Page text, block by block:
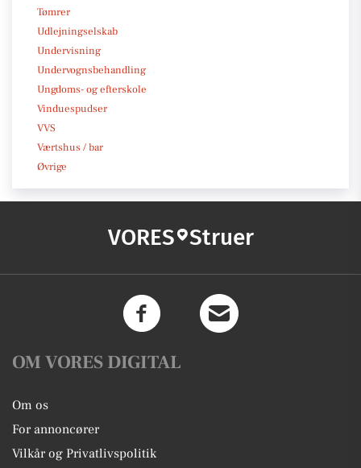
Tømrer
Udlejningselskab
Undervisning
Undervognsbehandling
Ungdoms- og efterskole
Vinduespudser
VVS
Værtshus / bar
Øvrige
VORES Struer
OM VORES DIGITAL
Om os
For annoncører
Vilkår og Privatlivspolitik